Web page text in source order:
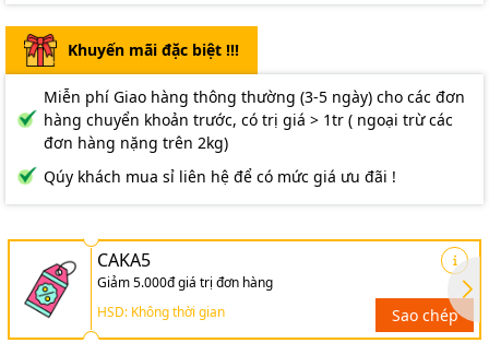
Khuyến mãi đặc biệt !!!
Miễn phí Giao hàng thông thường (3-5 ngày) cho các đơn
hàng chuyển khoản trước, có trị giá > 1tr ( ngoại trừ các
đơn hàng nặng trên 2kg)
Qúy khách mua sỉ liên hệ để có mức giá ưu đãi !
CAKA5
Giảm 5.000đ giá trị đơn hàng
HSD: Không thời gian
Sao chép